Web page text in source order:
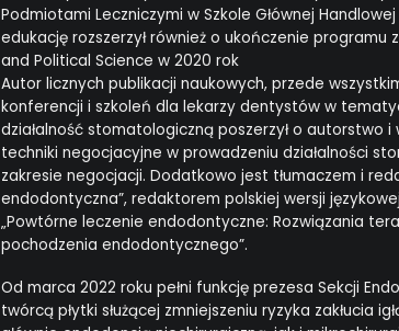
Podmiotami Leczniczymi w Szkole Głównej
edukację rozszerzył również o ukończenie
and Political Science w 2020 rok
Autor licznych publikacji naukowych, przede
konferencji i szkoleń dla lekarzy dentystów w
działalność stomatologiczną poszerzył o autorstwo
techniki negocjacyjne w prowadzeniu działalności
zakresie negocjacji. Dodatkowo jest tłumaczem i
endodontyczna”, redaktorem polskiej wersji
„Powtórne leczenie endodontyczne: Rozwiązania
pochodzenia endodontycznego”.
Od marca 2022 roku pełni funkcję prezesa Sekcji
twórcą płytki służącej zmniejszeniu ryzyka zakłucia